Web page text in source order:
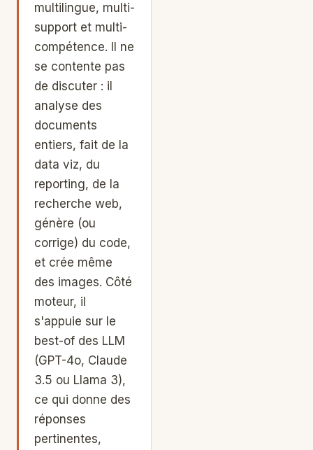
multilingue, multi-
support et multi-
compétence. Il ne
se contente pas
de discuter : il
analyse des
documents
entiers, fait de la
data viz, du
reporting, de la
recherche web,
génère (ou
corrige) du code,
et crée même
des images. Côté
moteur, il
s'appuie sur le
best-of des LLM
(GPT-4o, Claude
3.5 ou Llama 3),
ce qui donne des
réponses
pertinentes,